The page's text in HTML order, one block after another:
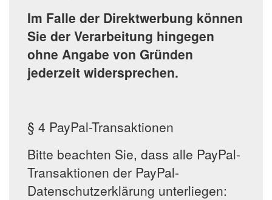
Im Falle der Direktwerbung können
Sie der Verarbeitung hingegen
ohne Angabe von Gründen
jederzeit widersprechen.
§ 4 PayPal-Transaktionen
Bitte beachten Sie, dass alle PayPal-
Transaktionen der PayPal-
Datenschutzerklärung unterliegen: